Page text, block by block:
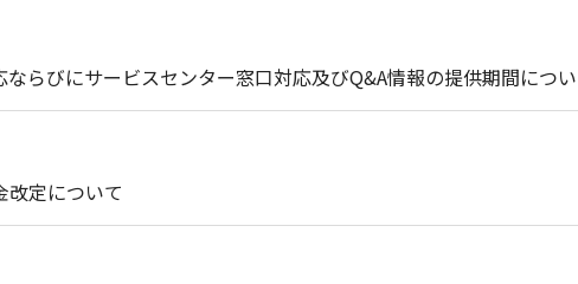
らびにサービスセンター窓口対応及びQ&A情報の提供期間につ
改定について